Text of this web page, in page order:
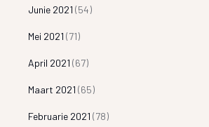
Junie 2021 (54)
Mei 2021 (71)
April 2021 (67)
Maart 2021 (65)
Februarie 2021 (78)